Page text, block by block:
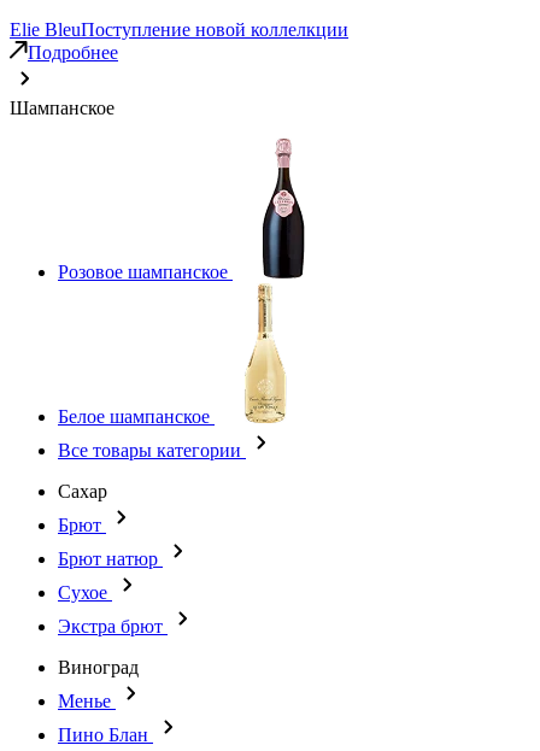
Elie BleuПоступление новой коллелкции
Подробнее
Шампанское
Розовое шампанское
Белое шампанское
Все товары категории
Сахар
Брют
Брют натюр
Сухое
Экстра брют
Виноград
Менье
Пино Блан